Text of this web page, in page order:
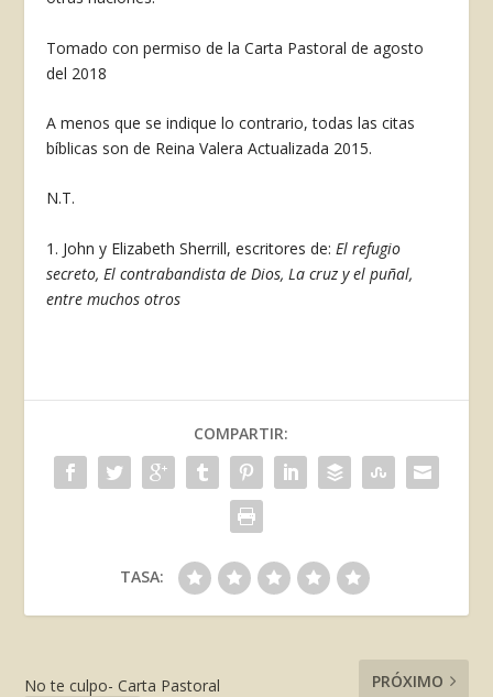
Tomado con permiso de la Carta Pastoral de agosto
del 2018
A menos que se indique lo contrario, todas las citas
bíblicas son de Reina Valera Actualizada 2015.
N.T.
1. John y Elizabeth Sherrill, escritores de:El refugio
secreto, El contrabandista de Dios, La cruz y el puñal,
entre muchos otros
COMPARTIR:
TASA:
No te culpo- Carta Pastoral
PRÓXIMO